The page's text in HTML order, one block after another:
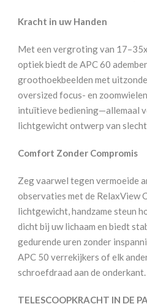
Kracht in uw Handen
Met een vergroting van
optiek biedt de APC 60
groothoekbeelden met
oversized focus- en
intuïtieve bediening—allemaal
lichtgewicht ontwerp van
Comfort Zonder Compromis
Zeg vaarwel tegen vermoeide
observaties met de RelaxView
lichtgewicht, handzame steun
dicht bij uw lichaam en biedt
gedurende uren zonder
APC 50 verrekijkers of elk
schroefdraad aan de onderkant.
TELESCOOPKRACHT IN DE